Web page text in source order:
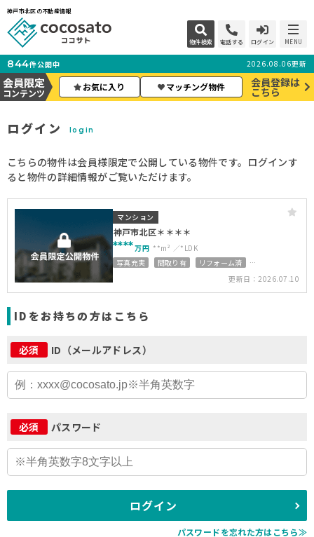
神戸市北区の不動産情報
物件検索 電話する ログイン MENU
844件公開中 2026.08.06更新
会員限定
コンテンツ
お気に入り マッチング物件 会員登録は
こちら
ログイン login
こちらの物件は会員様限定で公開している物件です。ログインす
ると物件の詳細情報がご覧いただけます。
マンション
神戸市北区＊＊＊＊
****万円 **m²
*LDK
写真充実
間取り有
リフォーム済
更新日：2026.07.10
IDをお持ちの方はこちら
必須 ID（メールアドレス）
必須 パスワード
ログイン
パスワードを忘れた方はこちら≫